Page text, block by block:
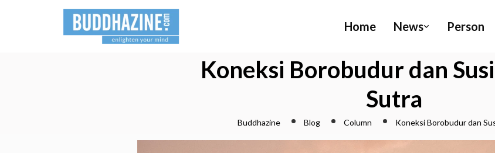
Home News Person
Koneksi Borobudur dan
Sutra
Buddhazine Blog Column Koneksi Borobudur dan